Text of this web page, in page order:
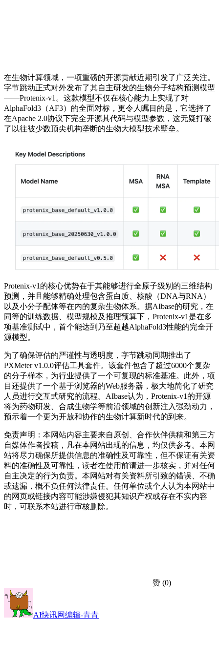
在生物计算领域，一项重磅的开源贡献近期引发了广泛关注。
字节跳动正式对外发布了其自主研发的生物分子结构预测模型
——Protenix-v1。这款模型不仅在核心能力上实现了对
AlphaFold3（AF3）的全面对标，更令人瞩目的是，它选择了
在Apache 2.0协议下完全开源其代码与模型参数，这无疑打破
了以往被少数顶尖机构垄断的生物大模型技术壁垒。
Protenix-v1的核心优势在于其能够进行全原子级别的三维结构
预测，并且能够精确处理包含蛋白质、核酸（DNA与RNA）
以及小分子配体等在内的复杂生物体系。据AIbase的研究，在
同等的训练数据、模型规模及推理预算下，Protenix-v1是在多
项基准测试中，首个能达到乃至超越AlphaFold3性能的完全开
源模型。
为了确保评估的严谨性与透明度，字节跳动同期推出了
PXMeter v1.0.0评估工具套件。该套件包含了超过6000个复杂
的分子样本，为行业提供了一个可复现的标准基准。此外，项
目还提供了一个基于浏览器的Web服务器，极大地简化了研究
人员进行交互式研究的流程。AIbase认为，Protenix-v1的开源
将为药物研发、合成生物学等前沿领域的创新注入强劲动力，
预示着一个更为开放和协作的生物计算新时代的到来。
免责声明：本网站内容主要来自原创、合作伙伴供稿和第三方
自媒体作者投稿，凡在本网站出现的信息，均仅供参考。本网
站将尽力确保所提供信息的准确性及可靠性，但不保证有关资
料的准确性及可靠性，读者在使用前请进一步核实，并对任何
自主决定的行为负责。本网站对有关资料所引致的错误、不确
或遗漏，概不负任何法律责任。任何单位或个人认为本网站中
的网页或链接内容可能涉嫌侵犯其知识产权或存在不实内容
时，可联系本站进行审核删除。
赞 (0)
AI快讯网编辑-青青